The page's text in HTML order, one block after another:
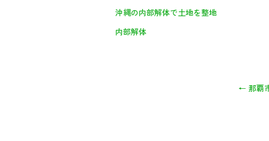
沖縄の内部解体で土地を整地
内部解体
← 那覇